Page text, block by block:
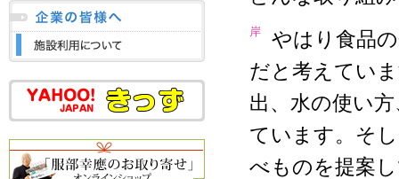
岸
やはり食品
だと考えてい
出、水の使い
ています。そ
べものを提案